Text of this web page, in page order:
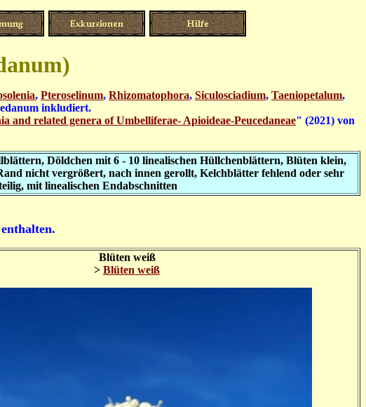
, Pteroselinum, Rhizomatophora, Siculosciadium, Taeniopetalum,
inkludiert.
related genera of Umbelliferae- Apioideae-Peucedaneae" (2021) von
Döldchen mit 6 - 10 linealischen Hüllchenblättern, Blüten klein,
nicht vergrößert, nach innen gerollt, Kelchblätter fehlend oder sehr
mit linealischen Endabschnitten
Blüten weiß
> Blüten weiß